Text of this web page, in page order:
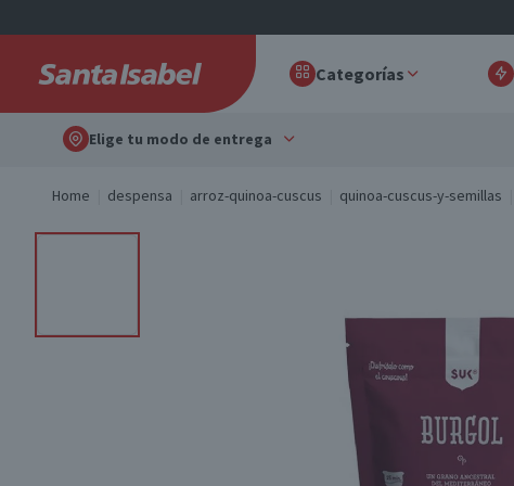
Categorías
Elige tu modo de entrega
Home despensa arroz-quinoa-cuscus quinoa-cuscus-y-semillas